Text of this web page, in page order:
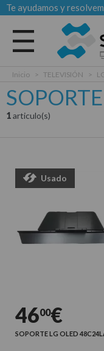
Te ayudamos y
Todas las categorias
Inicio > TELEVISIÓN >
SOPORTE
1articulo(s)
Usado
4600€
SOPORTE LG OLED